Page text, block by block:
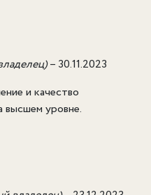
– 30.11.2023
и качество
высшем уровне.